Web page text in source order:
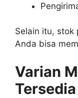
Selain itu, stok
Anda bisa
Varian
Tersedia